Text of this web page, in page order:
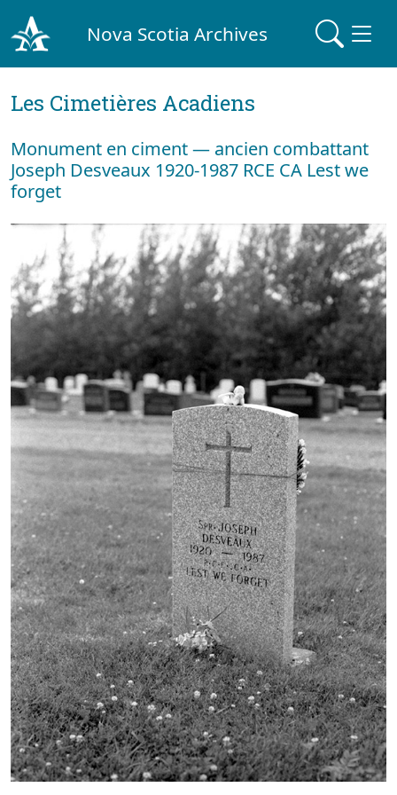
Nova Scotia Archives
Les Cimetières Acadiens
Monument en ciment — ancien combattant
Joseph Desveaux 1920-1987 RCE CA Lest we
forget